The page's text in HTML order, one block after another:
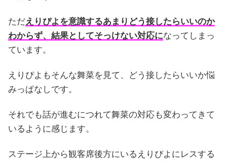
ただえりぴよを意識するあまりどう接したらいいのか
わからず、結果としてそっけない対応になってしまっ
ています。
えりぴよもそんな舞菜を見て、どう接したらいいか悩
みっぱなしです。
それでも話が進むにつれて舞菜の対応も変わってきて
いるように感じます。
ステージ上から観客席後方にいるえりぴよにレスする